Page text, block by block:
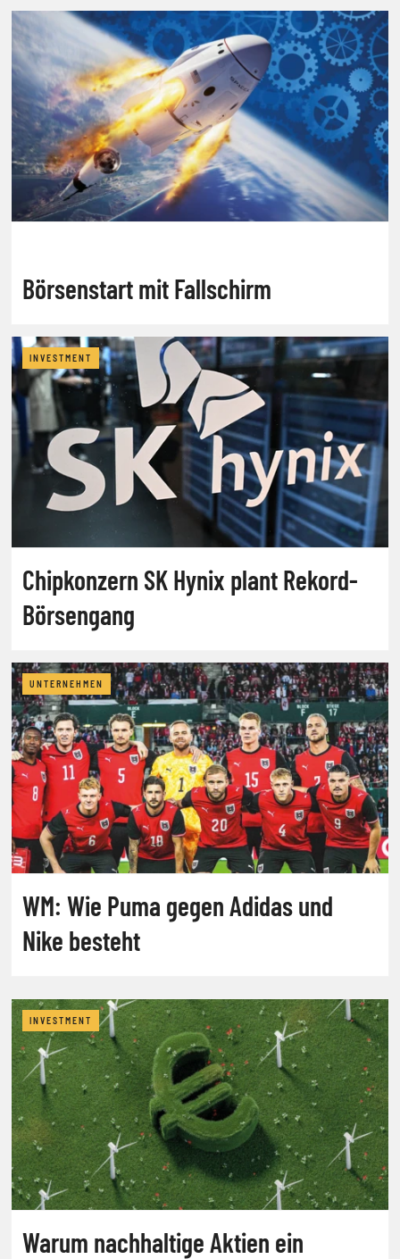
Börsenstart mit Fallschirm
INVESTMENT
Chipkonzern SK Hynix plant Rekord-
Börsengang
UNTERNEHMEN
WM: Wie Puma gegen Adidas und
Nike besteht
INVESTMENT
Warum nachhaltige Aktien ein